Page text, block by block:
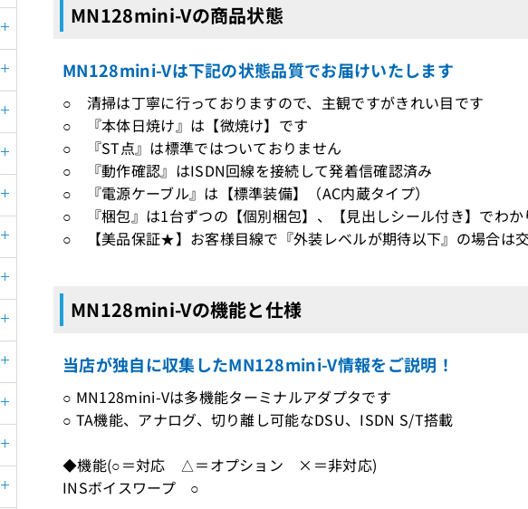
MN128mini-Vの商品状態
MN128mini-Vは下記の状態品質でお届けいたします
○ 清掃は丁寧に行っておりますので、主観ですがきれい目です
○ 『本体日焼け』は【微焼け】です
○ 『ST点』は標準ではついておりません
○ 『動作確認』はISDN回線を接続して発着信確認済み
○ 『電源ケーブル』は【標準装備】（AC内蔵タイプ）
○ 『梱包』は1台ずつの【個別梱包】、【見出しシール付き】でわか
○ 【美品保証★】お客様目線で『外装レベルが期待以下』の場合は
MN128mini-Vの機能と仕様
当店が独自に収集したMN128mini-V情報をご説明！
○ MN128mini-Vは多機能ターミナルアダプタです
○ TA機能、アナログ、切り離し可能なDSU、ISDN S/T搭載
◆機能(○＝対応 △＝オプション ×＝非対応)
INSボイスワープ ○